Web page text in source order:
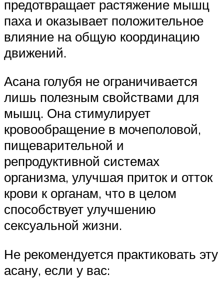
предотвращает растяжение мышц
паха и оказывает положительное
влияние на общую координацию
движений.
Асана голубя не ограничивается
лишь полезным свойствами для
мышц. Она стимулирует
кровообращение в мочеполовой,
пищеварительной и
репродуктивной системах
организма, улучшая приток и отток
крови к органам, что в целом
способствует улучшению
сексуальной жизни.
Не рекомендуется практиковать эту
асану, если у вас: